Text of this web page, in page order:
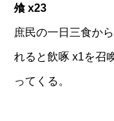
飧 x23
庶民の一日三食か
れると飲啄 x1を召
ってくる。